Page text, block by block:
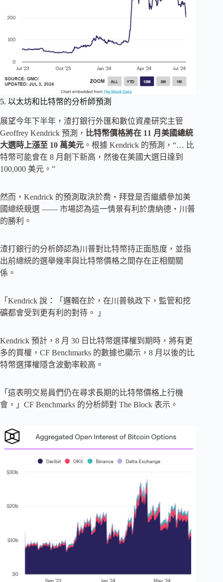
5. 以太坊和比特幣的分析師預測
展望今年下半年，渣打銀行外匯和數位資產研究主管
Geoffrey Kendrick 預測， 比特幣價格將在 11 月美國總統
大選時上漲至 10 萬美元 。根據 Kendrick 的預測，“… 比
特幣可能會在 8 月創下新高，然後在美國大選日達到
100,000 美元。”
然而，Kendrick 的預測取決於喬・拜登是否繼續參加美
國總統競選 —— 市場認為這一情景有利於唐納德・川普
的勝利。
渣打銀行的分析師認為川普對比特幣持正面態度，並指
出前總統的選舉幾率與比特幣價格之間存在正相關關
係。
「Kendrick 說：「邏輯在於，在川普執政下，監管和挖
礦都會受到更有利的對待。 」
Kendrick 預計，8 月 30 日比特幣選擇權到期時，將有更
多的買權，CF Benchmarks 的數據也顯示，8 月以後的比
特幣選擇權隱含波動率較高。
「這表明交易員們仍在尋求長期的比特幣價格上行機
會，」CF Benchmarks 的分析師對 The Block 表示。